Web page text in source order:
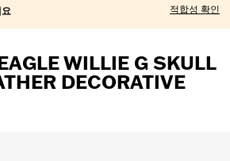
적합성 확인
WILLIE G SKULL
DECORATIVE